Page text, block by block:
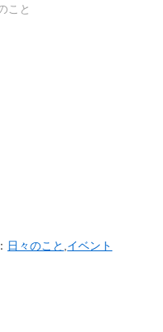
こと
日々のこと イベント